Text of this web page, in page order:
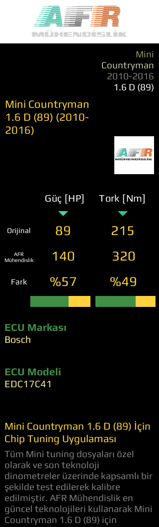
Mini
Countryman
2010-2016
1.6 D (89)
Mini Countryman
1.6 D (89) (2010-
2016)
Güç [HP] Tork [Nm]
Orijinal 89 215
AFR
Mühendislik
140 320
Fark %57 %49
ECU Markası
Bosch
ECU Modeli
EDC17C41
Mini Countryman 1.6 D (89) İçin
Chip Tuning Uygulaması
Tüm Mini tuning dosyaları özel
olarak ve son teknoloji
dinometreler üzerinde kapsamlı bir
şekilde test edilerek kalibre
edilmiştir. AFR Mühendislik en
güncel teknolojileri kullanarak Mini
Countryman 1.6 D (89) için